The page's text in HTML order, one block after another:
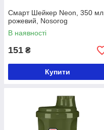
Смарт Шейкер Neon, 350 мл,
рожевий, Nosorog
В наявності
151 ₴
Купити